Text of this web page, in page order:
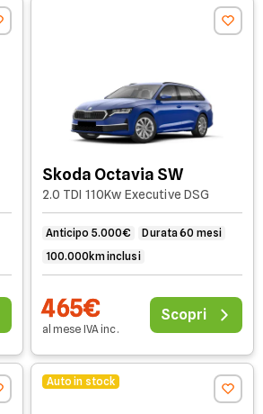
Skoda Octavia SW
2.0 TDI 110Kw Executive DSG
Anticipo 5.000€
Durata 60 mesi
100.000km inclusi
465€
al mese IVAinc.
Scopri
Auto in stock